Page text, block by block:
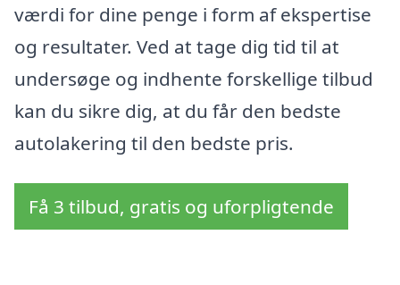
værdi for dine penge i form af ekspertise
og resultater. Ved at tage dig tid til at
undersøge og indhente forskellige tilbud
kan du sikre dig, at du får den bedste
autolakering til den bedste pris.
Få 3 tilbud, gratis og uforpligtende